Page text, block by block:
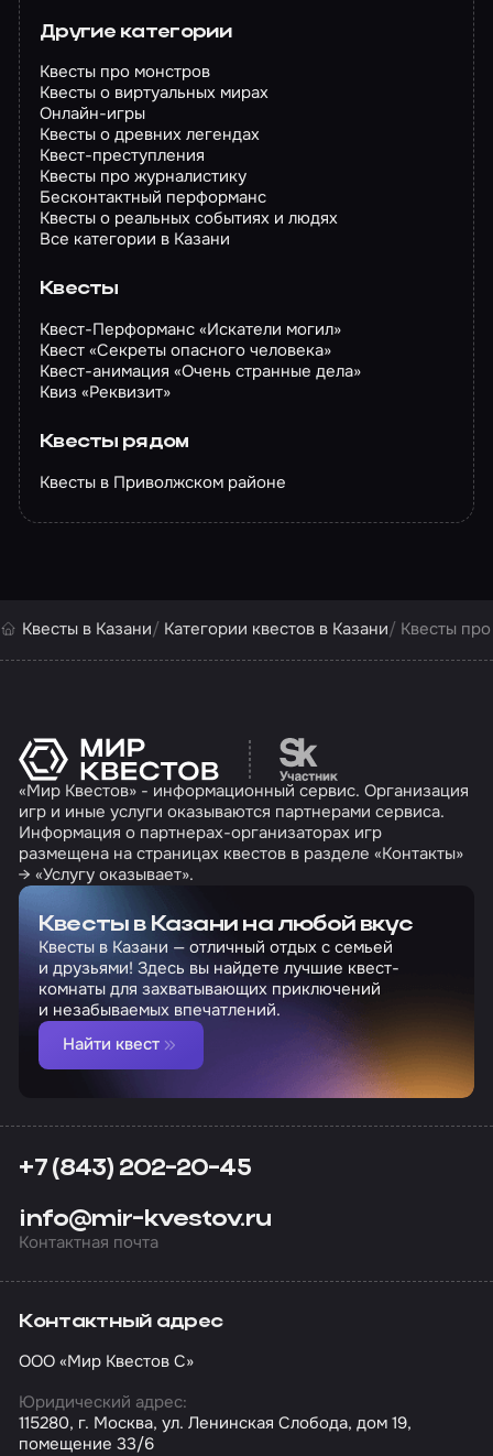
Другие категории
Квесты про монстров
Квесты о виртуальных мирах
Онлайн-игры
Квесты о древних легендах
Квест-преступления
Квесты про журналистику
Бесконтактный перформанс
Квесты о реальных событиях и людях
Все категории в Казани
Квесты
Квест-Перформанс «Искатели могил»
Квест «Секреты опасного человека»
Квест-анимация «Очень странные дела»
Квиз «Реквизит»
Квесты рядом
Квесты в Приволжском районе
Квесты в Казани Категории квестов в Казани Квесты
Перейти на сайт
«Мир Квестов» - информационный сервис. Организация
игр и иные услуги оказываются партнерами сервиса.
Информация о партнерах-организаторах игр
размещена на страницах квестов в разделе «Контакты»
→ «Услугу оказывает».
Квесты в Казани на любой вкус
Квесты в Казани — отличный отдых с семьей
и друзьями! Здесь вы найдете лучшие квест-
комнаты для захватывающих приключений
и незабываемых впечатлений.
Найти квест
+7 (843) 202-20-45
info@mir-kvestov.ru
Контактная почта
Контактный адрес
ООО «Мир Квестов С»
Юридический адрес:
115280, г. Москва, ул. Ленинская Слобода, дом 19,
помещение 33/6